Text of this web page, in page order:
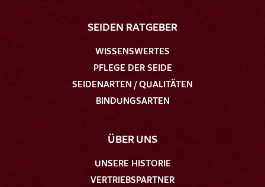
SEIDEN RATGEBER
WISSENSWERTES
PFLEGE DER SEIDE
SEIDENARTEN / QUALITÄTEN
BINDUNGSARTEN
ÜBER UNS
UNSERE HISTORIE
VERTRIEBSPARTNER